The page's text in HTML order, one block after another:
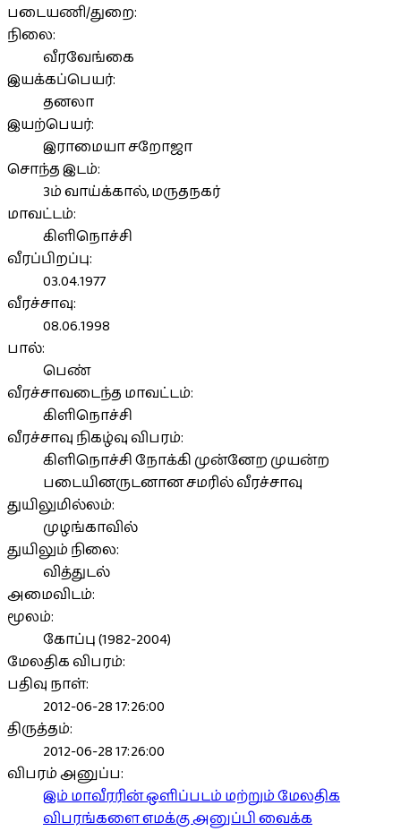
படையணி/துறை:
நிலை:
வீரவேங்கை
இயக்கப்பெயர்:
தனலா
இயற்பெயர்:
இராமையா சறோஜா
சொந்த இடம்:
3ம் வாய்க்கால், மருதநகர்
மாவட்டம்:
கிளிநொச்சி
வீரப்பிறப்பு:
03.04.1977
வீரச்சாவு:
08.06.1998
பால்:
பெண்
வீரச்சாவடைந்த மாவட்டம்:
கிளிநொச்சி
வீரச்சாவு நிகழ்வு விபரம்:
கிளிநொச்சி நோக்கி முன்னேற முயன்ற
படையினருடனான சமரில் வீரச்சாவு
துயிலுமில்லம்:
முழங்காவில்
துயிலும் நிலை:
வித்துடல்
அமைவிடம்:
மூலம்:
கோப்பு (1982-2004)
மேலதிக விபரம்:
பதிவு நாள்:
2012-06-28 17:26:00
திருத்தம்:
2012-06-28 17:26:00
விபரம் அனுப்ப:
இம் மாவீரரின் ஒளிப்படம் மற்றும் மேலதிக
விபரங்களை எமக்கு அனுப்பி வைக்க